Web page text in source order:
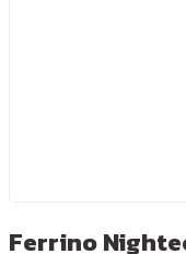
Ferrino